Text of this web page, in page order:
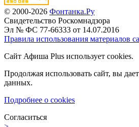
© 2000-2026 Фонтанка.Ру
Свидетельство Роскомнадзора
Эл № ФС 77-66333 от 14.07.2016
Правила использования материалов
Сайт Афиша Plus использует cookies.
Продолжая использовать сайт, вы
данных.
Подробнее о cookies
Согласиться